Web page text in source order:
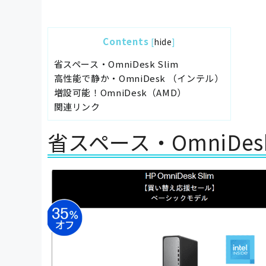
Contents [hide]
省スペース・OmniDesk Slim
高性能で静か・OmniDesk （インテル）
増設可能！OmniDesk（AMD）
関連リンク
省スペース・